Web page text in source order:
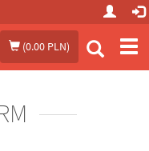
(0.00 PLN)